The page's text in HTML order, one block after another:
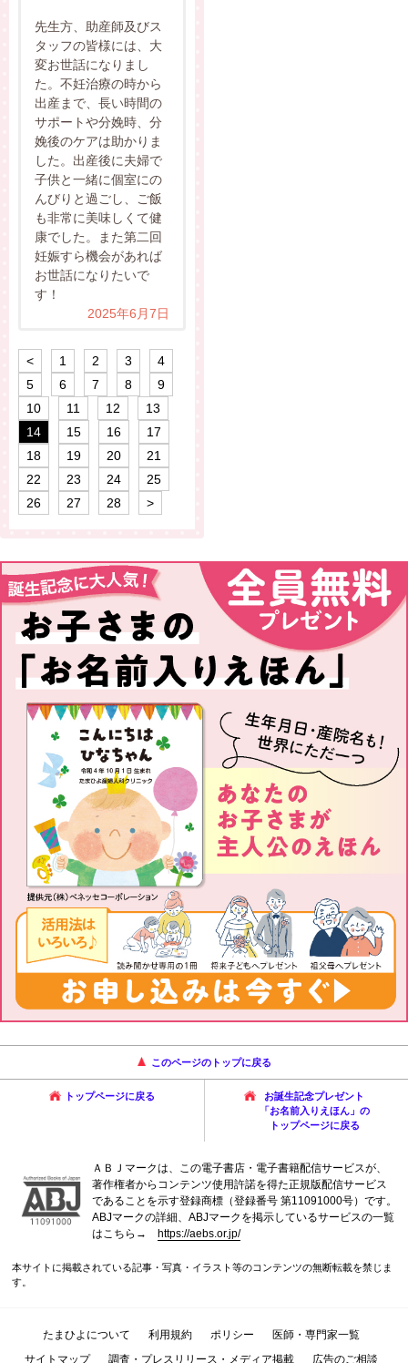
先生方、助産師及びス
タッフの皆様には、大
変お世話になりまし
た。不妊治療の時から
出産まで、長い時間の
サポートや分娩時、分
娩後のケアは助かりま
した。出産後に夫婦で
子供と一緒に個室にの
んびりと過ごし、ご飯
も非常に美味しくて健
康でした。また第二回
妊娠すら機会があれば
お世話になりたいで
す！
2025年6月7日
< 1 2 3
4
5
6 7 8
9
10
11 12
13
14
15 16
17
18
19 20
21
22
23 24
25
26
27 28 >
このページのトップに戻る
トップページに戻る
お誕生記念プレゼント
「お名前入りえほん」の
トップページに戻る
ＡＢＪマークは、この電子書店・電子書籍配信サービスが、
著作権者からコンテンツ使用許諾を得た正規版配信サービス
であることを示す登録商標（登録番号 第11091000号）です。
ABJマークの詳細、ABJマークを掲示しているサービスの一覧
はこちら→ https://aebs.or.jp/
本サイトに掲載されている記事・写真・イラスト等のコンテンツの無断転載を禁じま
す。
たまひよについて 利用規約 ポリシー
医師・専門家一覧
サイトマップ
調査・プレスリリース・メディア掲載 広告のご相談